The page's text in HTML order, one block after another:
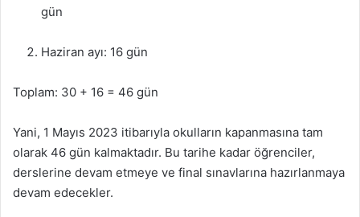
gün
Haziran ayı: 16 gün
Toplam: 30 + 16 = 46 gün
Yani, 1 Mayıs 2023 itibarıyla okulların kapanmasına tam
olarak 46 gün kalmaktadır. Bu tarihe kadar öğrenciler,
derslerine devam etmeye ve final sınavlarına hazırlanmaya
devam edecekler.